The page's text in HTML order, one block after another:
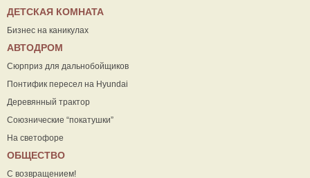
ДЕТСКАЯ КОМНАТА
Бизнес на каникулах
АВТОДРОМ
Сюрприз для дальнобойщиков
Понтифик пересел на Hyundai
Деревянный трактор
Союзнические “покатушки”
На светофоре
ОБЩЕСТВО
С возвращением!